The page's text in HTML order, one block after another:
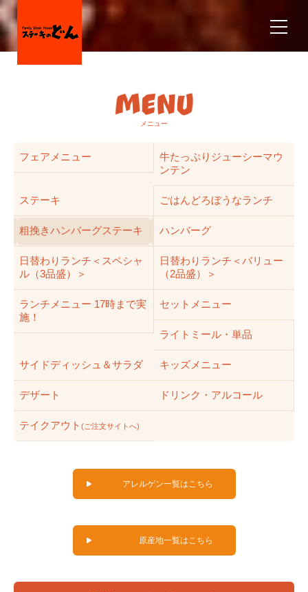
メニュー
フェアメニュー
牛たっぷりジューシーマウ
ンテン
ステーキ ごはんどろぼうなランチ
粗挽きハンバーグステーキ ハンバーグ
日替わりランチ＜スペシャ
ル（3品盛）＞
日替わりランチ＜バリュー
（2品盛）＞
ランチメニュー 17時まで実
施！
セットメニュー
ライトミール・単品
サイドディッシュ＆サラダ キッズメニュー
デザート ドリンク・アルコール
テイクアウト (ご注文サイトへ)
アレルゲン一覧はこちら
原産地一覧はこちら